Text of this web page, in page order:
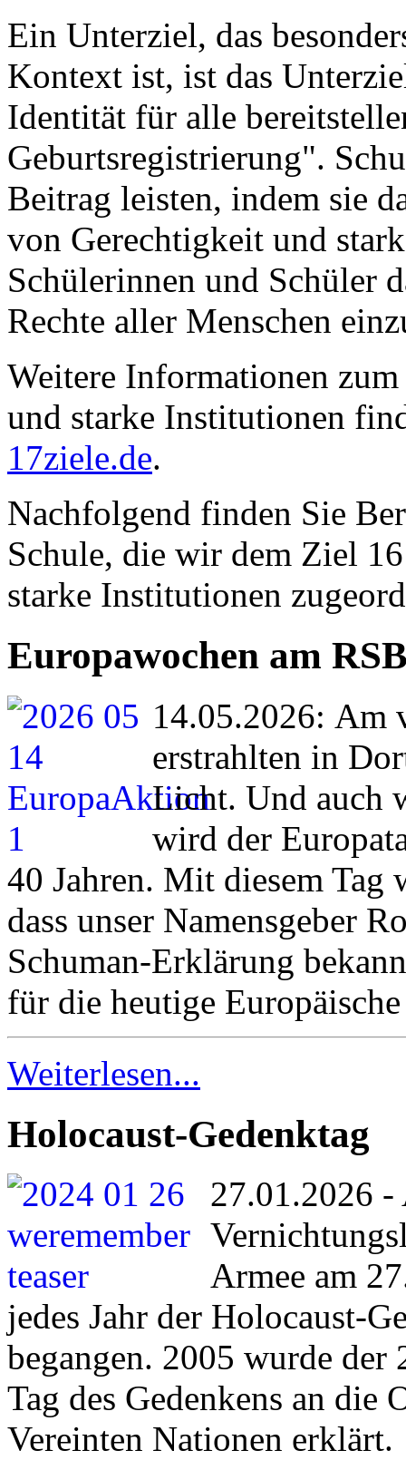
Ein Unterziel, das
Kontext ist, ist das
Identität für alle
Geburtsregistrierung".
Beitrag leisten, indem sie
von Gerechtigkeit und
Schülerinnen und Schüler
Rechte aller Menschen
Weitere Informationen
und starke Institutionen
17ziele.de.
Nachfolgend finden Sie
Schule, die wir dem Ziel
starke Institutionen
Europawochen am
14.05.2026: Am
erstrahlten in
Licht. Und auch
wird der
40 Jahren. Mit diesem Tag
dass unser Namensgeber
Schuman-Erklärung
für die heutige
Weiterlesen...
Holocaust-Gedenktag
27.01.2026 -
Armee am
jedes Jahr der Holocaust-
begangen. 2005 wurde der
Tag des Gedenkens an die
Vereinten Nationen erklärt.